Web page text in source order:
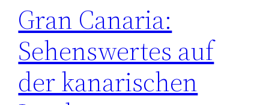
Gran Canaria:
Sehenswertes auf
der kanarischen